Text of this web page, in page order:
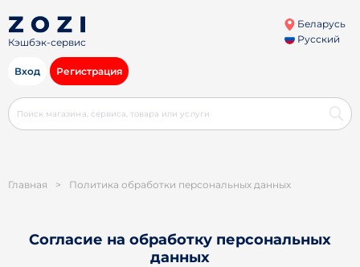
Кэшбэк-сервис
Беларусь
Русский
Вход Регистрация
Главная > Политика обработки персональных данных
Согласие на обработку персональных
данных